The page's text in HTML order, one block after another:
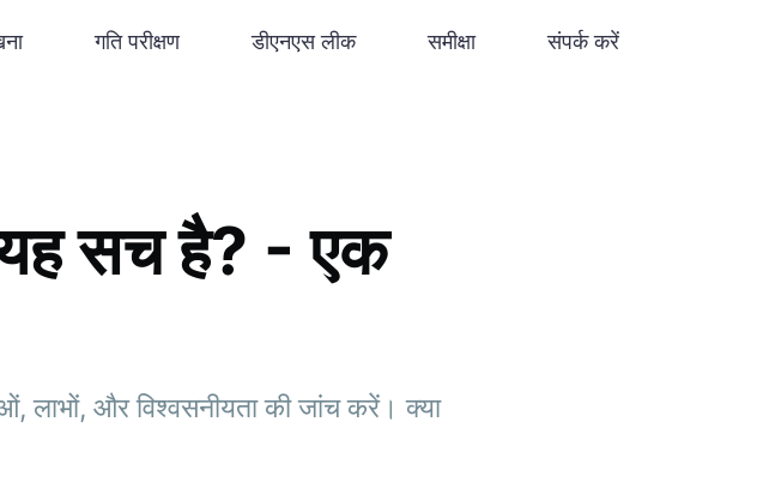
गति परीक्षण डीएनएस लीक समीक्षा संपर्क करें
सच है? - एक
लाभों, और विश्वसनीयता की जांच करें। क्या